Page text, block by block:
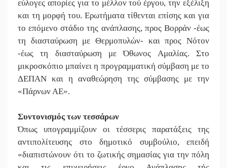
εύλογες απορίες για το μέλλον τού έργου, την εξέλιξη
και τη μορφή του. Ερωτήματα τίθενται επίσης και για
το επόμενο στάδιο της ανάπλασης, προς Βορράν -έως
τη διασταύρωση με Θερμοπυλών- και προς Νότον
-έως τη διασταύρωση με Όθωνος Αμαλίας. Στο
μικροσκόπιο μπαίνει η προγραμματική σύμβαση με το
ΔΕΠΑΝ και η αναθεώρηση της σύμβασης με την
«Πάρνων ΑΕ».
Συντονισμός των τεσσάρων
Όπως υπογραμμίζουν οι τέσσερις παρατάξεις της
αντιπολίτευσης στο δημοτικό συμβούλιο, επειδή
«διαπιστώνουν ότι το ζωτικής σημασίας για την πόλη